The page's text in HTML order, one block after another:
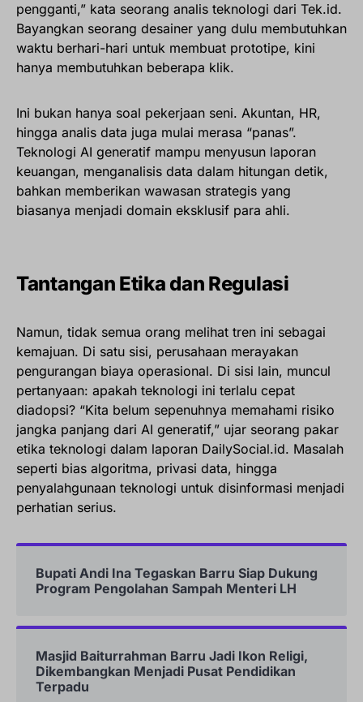
pengganti,” kata seorang analis teknologi dari Tek.id.
Bayangkan seorang desainer yang dulu membutuhkan
waktu berhari-hari untuk membuat prototipe, kini
hanya membutuhkan beberapa klik.
Ini bukan hanya soal pekerjaan seni. Akuntan, HR,
hingga analis data juga mulai merasa “panas”.
Teknologi AI generatif mampu menyusun laporan
keuangan, menganalisis data dalam hitungan detik,
bahkan memberikan wawasan strategis yang
biasanya menjadi domain eksklusif para ahli.
Tantangan Etika dan Regulasi
Namun, tidak semua orang melihat tren ini sebagai
kemajuan. Di satu sisi, perusahaan merayakan
pengurangan biaya operasional. Di sisi lain, muncul
pertanyaan: apakah teknologi ini terlalu cepat
diadopsi? “Kita belum sepenuhnya memahami risiko
jangka panjang dari AI generatif,” ujar seorang pakar
etika teknologi dalam laporan DailySocial.id. Masalah
seperti bias algoritma, privasi data, hingga
penyalahgunaan teknologi untuk disinformasi menjadi
perhatian serius.
Bupati Andi Ina Tegaskan Barru Siap Dukung
Program Pengolahan Sampah Menteri LH
Masjid Baiturrahman Barru Jadi Ikon Religi,
Dikembangkan Menjadi Pusat Pendidikan
Terpadu